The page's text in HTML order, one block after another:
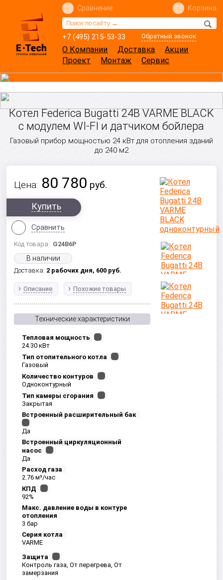
+7 (495) 215-53-33 Обратный звонок
Сравнение Корзина
О Компании Доставка
Акции
Проект
Монтаж Сервис
Котел Federica Bugatti 24B VARME BLACK
с модулем WI-FI и датчиком бойлера
Газовый прибор мощностью 24 кВт для отопления зданий
до 240 м2
Цена: 80 780 руб.
Купить
Сравнить
Код товара: G24B6P
В наличии
Доставка: 2 рабочих дня, 600 руб.
Описание Похожие товары
Технические характеристики
Тепловая мощность
24.30 кВт
Тип отопительного котла
Газовый
Количество контуров
Одноконтурный
Тип камеры сгорания
Закрытая
Встроенный расширительный бак
Да
Встроенный циркуляционный
насос
Да
Расход газа
2.76 м³/час
КПД
92%
Макс. давление воды в контуре
отопления
3 бар
Серия котла
VARME
Защита
Контроль газа, От перегрева, От
замерзания